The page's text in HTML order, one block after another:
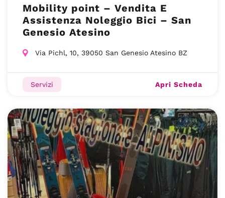
Mobility point – Vendita E
Assistenza Noleggio Bici – San
Genesio Atesino
Via Pichl, 10, 39050 San Genesio Atesino BZ
Servizi Apri Scheda